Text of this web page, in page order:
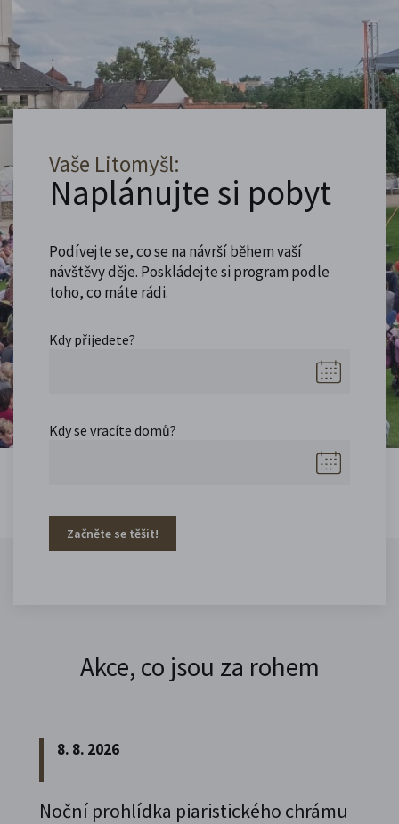
Vaše Litomyšl:
Naplánujte si pobyt
Podívejte se, co se na návrší během vaší
návštěvy děje. Poskládejte si program podle
toho, co máte rádi.
Kdy přijedete?
Kdy se vracíte domů?
Začněte se těšit!
Akce, co jsou za rohem
8. 8. 2026
Noční prohlídka piaristického chrámu